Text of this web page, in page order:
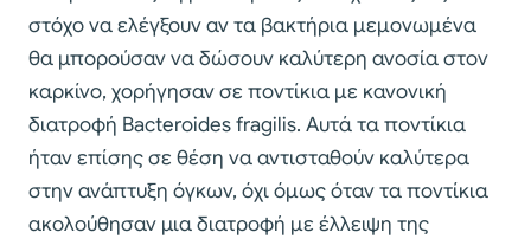
στόχο να ελέγξουν αν τα βακτήρια μεμονωμένα
θα μπορούσαν να δώσουν καλύτερη ανοσία στον
καρκίνο, χορήγησαν σε ποντίκια με κανονική
διατροφή Bacteroides fragilis. Αυτά τα ποντίκια
ήταν επίσης σε θέση να αντισταθούν καλύτερα
στην ανάπτυξη όγκων, όχι όμως όταν τα ποντίκια
ακολούθησαν μια διατροφή με έλλειψη της